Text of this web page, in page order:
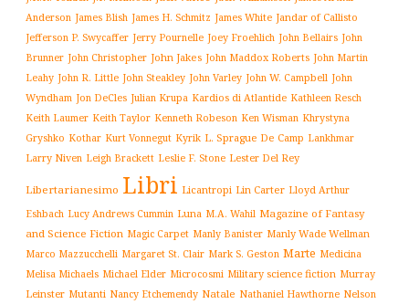
Anderson James Blish James H. Schmitz James White Jandar of Callisto
Jefferson P. Swycaffer Jerry Pournelle Joey Froehlich John Bellairs John
Brunner John Christopher John Jakes John Maddox Roberts John Martin
Leahy John R. Little John Steakley John Varley John W. Campbell John
Wyndham Jon DeCles Julian Krupa Kardios di Atlantide Kathleen Resch
Keith Laumer Keith Taylor Kenneth Robeson Ken Wisman Khrystyna
Gryshko Kothar Kurt Vonnegut Kyrik L. Sprague De Camp Lankhmar
Larry Niven Leigh Brackett Leslie F. Stone Lester Del Rey
Libertarianesimo Libri Licantropi Lin Carter Lloyd Arthur
Eshbach Lucy Andrews Cummin Luna M.A. Wahil Magazine of Fantasy
and Science Fiction Magic Carpet Manly Banister Manly Wade Wellman
Marco Mazzucchelli Margaret St. Clair Mark S. Geston Marte Medicina
Melisa Michaels Michael Elder Microcosmi Military science fiction Murray
Leinster Mutanti Nancy Etchemendy Natale Nathaniel Hawthorne Nelson